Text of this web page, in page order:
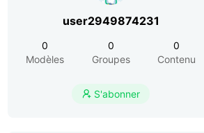
user2949874231
0
Modèles
0
Groupes
0
Contenu
 S'abonner